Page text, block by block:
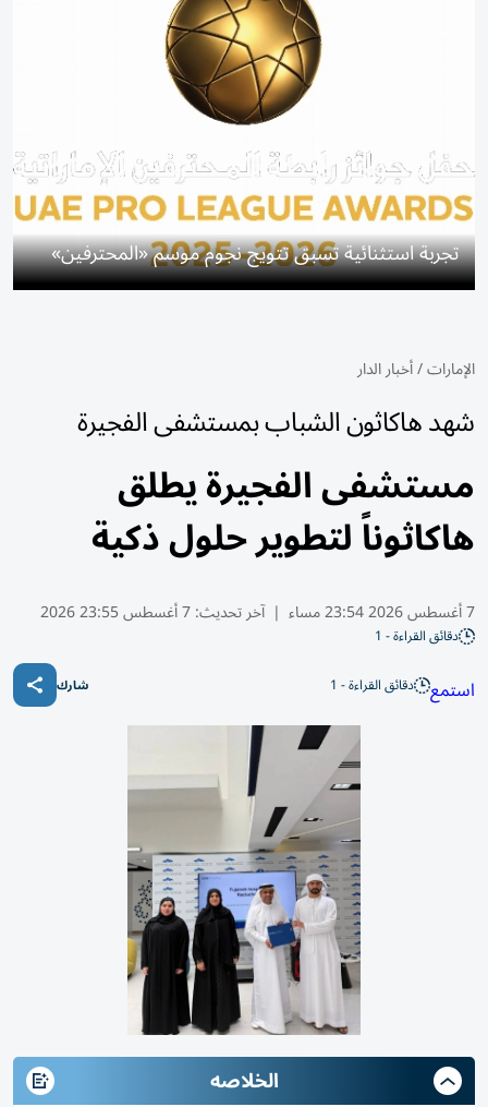
تجربة استثنائية تسبق تتويج نجوم موسم «المحترفين»
الإمارات/أخبار الدار
شهد هاكاثون الشباب بمستشفى الفجيرة
مستشفى الفجيرة يطلق
هاكاثوناً لتطوير حلول ذكية
7 أغسطس 2026 23:54 مساء | آخر تحديث:7 أغسطس 23:55 2026
دقائق القراءة - 1
استمع دقائق القراءة - 1 شارك
الخلاصه